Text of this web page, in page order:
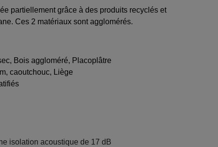
partiellement grâce à des produits recyclés et
Ces 2 matériaux sont agglomérés.
Bois aggloméré, Placoplâtre
caoutchouc, Liège
isolation acoustique de 17 dB